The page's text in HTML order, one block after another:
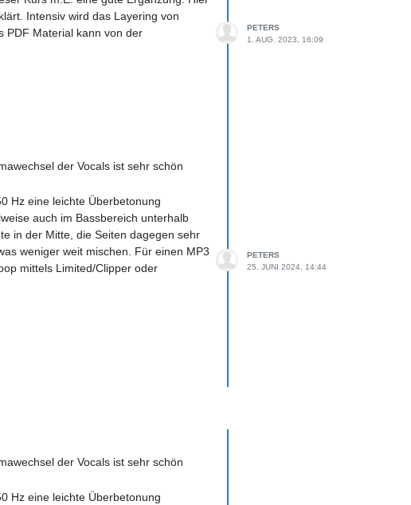
Intensiv wird das Layering von
PDF Material kann von der
PETERS
1. AUG. 2023, 16:09
der Vocals ist sehr schön
Hz eine leichte Überbetonung
auch im Bassbereich unterhalb
in der Mitte, die Seiten dagegen sehr
weniger weit mischen. Für einen MP3
mittels Limited/Clipper oder
PETERS
25. JUNI 2024, 14:44
der Vocals ist sehr schön
Hz eine leichte Überbetonung